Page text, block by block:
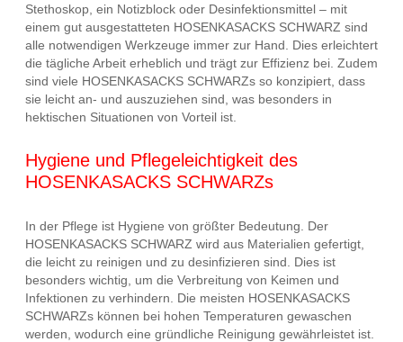
Stethoskop, ein Notizblock oder Desinfektionsmittel – mit
einem gut ausgestatteten HOSENKASACKS SCHWARZ sind
alle notwendigen Werkzeuge immer zur Hand. Dies erleichtert
die tägliche Arbeit erheblich und trägt zur Effizienz bei. Zudem
sind viele HOSENKASACKS SCHWARZs so konzipiert, dass
sie leicht an- und auszuziehen sind, was besonders in
hektischen Situationen von Vorteil ist.
Hygiene und Pflegeleichtigkeit des
HOSENKASACKS SCHWARZs
In der Pflege ist Hygiene von größter Bedeutung. Der
HOSENKASACKS SCHWARZ wird aus Materialien gefertigt,
die leicht zu reinigen und zu desinfizieren sind. Dies ist
besonders wichtig, um die Verbreitung von Keimen und
Infektionen zu verhindern. Die meisten HOSENKASACKS
SCHWARZs können bei hohen Temperaturen gewaschen
werden, wodurch eine gründliche Reinigung gewährleistet ist.